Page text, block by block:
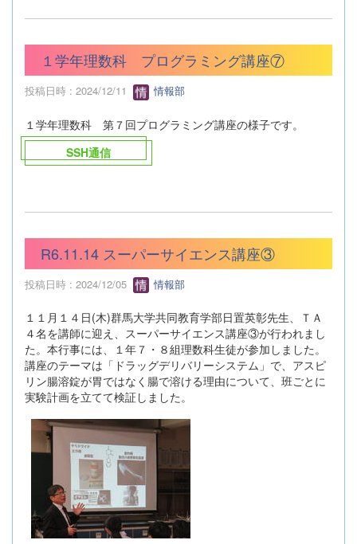
１学年理数科 プログラミング講座⑦
投稿日時 : 2024/12/11 情報部
１学年理数科 第７回プログラミング講座の様子です。
SSH通信
R6.11.14 スーパーサイエンス講座③
投稿日時 : 2024/12/05 情報部
１１月１４日(木)群馬大学共同教育学部日置英彰先生、ＴＡ
４名を講師に迎え、スーパーサイエンス講座③が行われまし
た。本行事には、１年７・８組理数科生徒が参加しました。
講座のテーマは「ドラッグデリバリーシステム」で、アスピ
リン腸溶錠が胃ではなく腸で溶ける理由について、班ごとに
実験計画を立てて検証しました。